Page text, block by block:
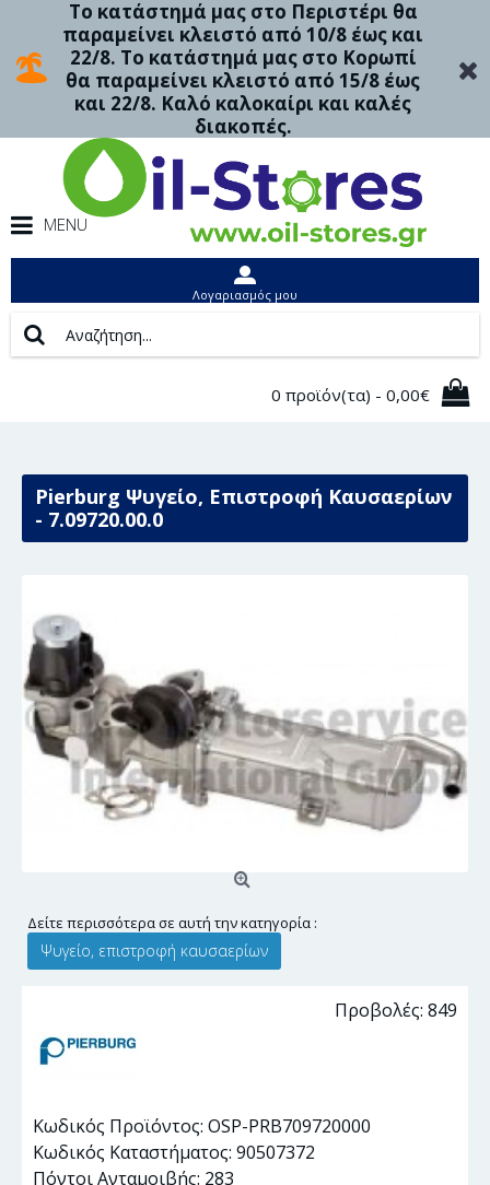
Το κατάστημά μας στο Περιστέρι θα
παραμείνει κλειστό από 10/8 έως και
22/8. Το κατάστημά μας στο Κορωπί
θα παραμείνει κλειστό από 15/8 έως
και 22/8. Καλό καλοκαίρι και καλές
διακοπές.
MENU
Λογαριασμός μου
0 προϊόν(τα) - 0,00€
Pierburg Ψυγείο, Επιστροφή Καυσαερίων
- 7.09720.00.0
Δείτε περισσότερα σε αυτή την κατηγορία :
Ψυγείο, επιστροφή καυσαερίων
Προβολές: 849
Κωδικός Προϊόντος: OSP-PRB709720000
Κωδικός Καταστήματος: 90507372
Πόντοι Ανταμοιβής: 283